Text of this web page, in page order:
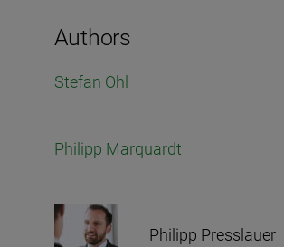
Authors
Stefan Ohl
Philipp Marquardt
Philipp Presslauer